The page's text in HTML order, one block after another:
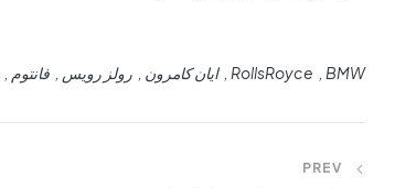
BMW
RollsRoyce ایان کامرون رولز رویس فانتوم
PREV